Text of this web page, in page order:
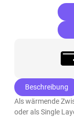
Beschreibung
Als wärmende
oder als Single